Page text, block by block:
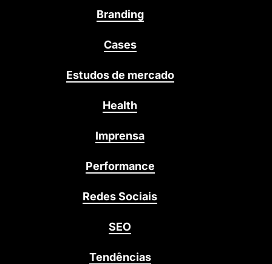
Branding
Cases
Estudos de mercado
Health
Imprensa
Performance
Redes Sociais
SEO
Tendências